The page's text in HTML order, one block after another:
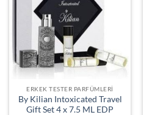
ERKEK TESTER PARFÜMLERI
By Kilian Intoxicated Travel
Gift Set 4 x 7.5 ML EDP